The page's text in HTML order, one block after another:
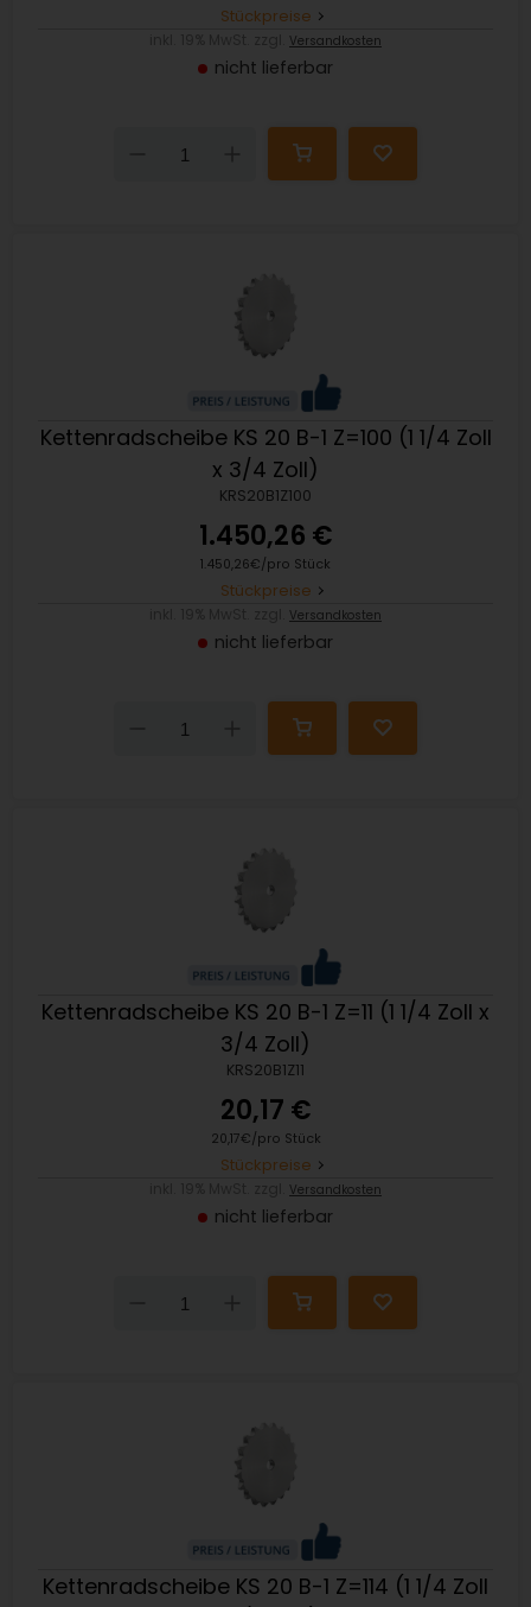
Stückpreise
Versandkosten
nicht lieferbar
Down
Kettenradscheibe KS 20 B-1 Z=100 (1 1/4 Zoll
x 3/4 Zoll)
KRS20B1Z100
1.450,26 €
1.450,26€/pro Stück
Stückpreise
Versandkosten
nicht lieferbar
Down
Kettenradscheibe KS 20 B-1 Z=11 (1 1/4 Zoll x
3/4 Zoll)
KRS20B1Z11
20,17 €
20,17€/pro Stück
Stückpreise
Versandkosten
nicht lieferbar
Down
Kettenradscheibe KS 20 B-1 Z=114 (1 1/4 Zoll